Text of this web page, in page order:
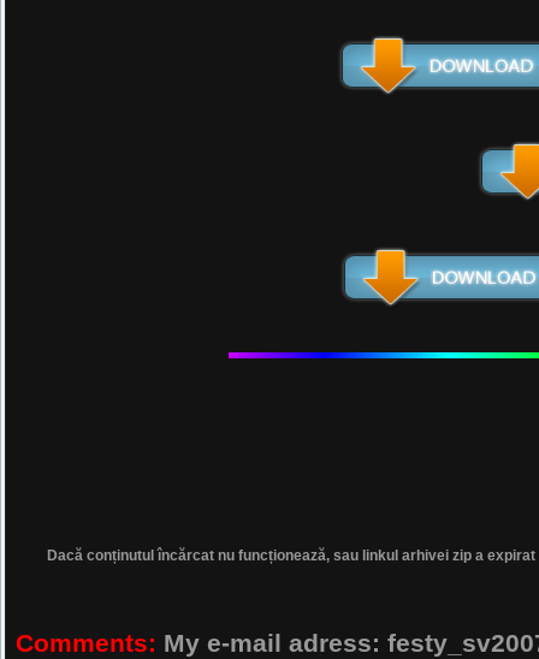
Dacă conținutul încărcat nu funcționează, sau linkul arhivei zip a
Comments: My e-mail adress: